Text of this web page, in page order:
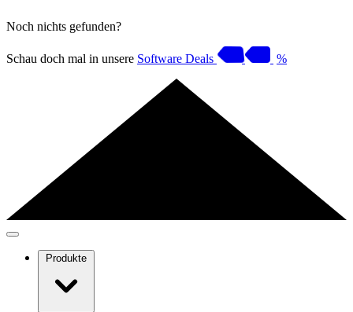
Noch nichts gefunden?
Schau doch mal in unsere Software Deals %
Produkte